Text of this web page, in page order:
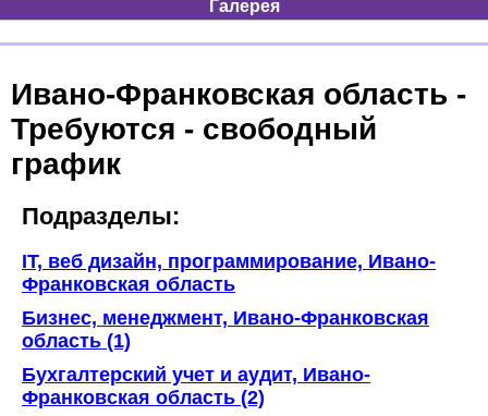
Галерея
Ивано-Франковская область -
Требуются - свободный
график
Подразделы:
IT, веб дизайн, программирование, Ивано-
Франковская область
Бизнес, менеджмент, Ивано-Франковская
область (1)
Бухгалтерский учет и аудит, Ивано-
Франковская область (2)